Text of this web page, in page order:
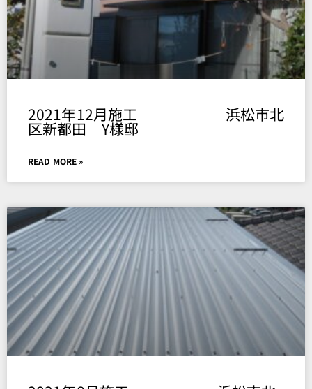
2021年12月施工 浜松市北
区新都田 Y様邸
READ MORE »